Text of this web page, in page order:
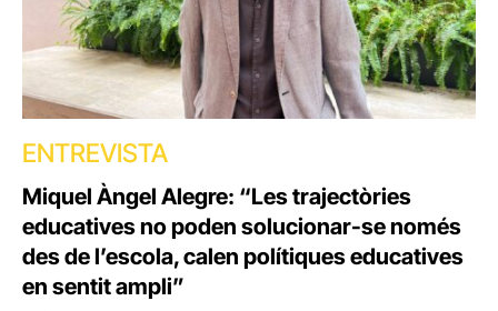
ENTREVISTA
Miquel Àngel Alegre: “Les trajectòries
educatives no poden solucionar-se només
des de l’escola, calen polítiques educatives
en sentit ampli”